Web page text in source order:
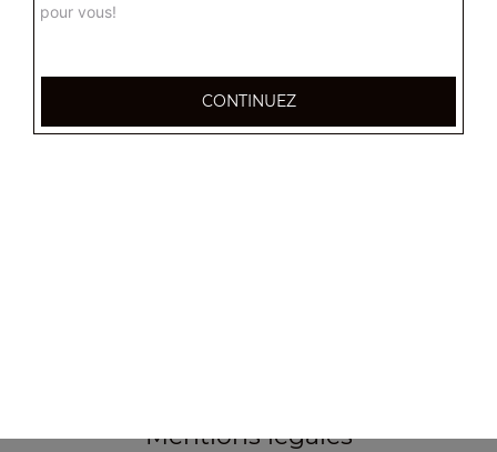
Mentions légales
pour vous!
CONTINUEZ